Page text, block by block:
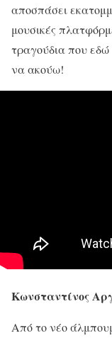
αποσπάσει
μουσικές
τραγούδια που εδώ
να ακούω!
Κωνσταντίνος
Από το νέο